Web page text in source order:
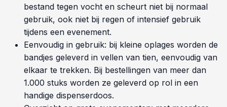
bestand tegen vocht en scheurt niet bij normaal
gebruik, ook niet bij regen of intensief gebruik
tijdens een evenement.
Eenvoudig in gebruik: bij kleine oplages worden de
bandjes geleverd in vellen van tien, eenvoudig van
elkaar te trekken. Bij bestellingen van meer dan
1.000 stuks worden ze geleverd op rol in een
handige dispenserdoos.